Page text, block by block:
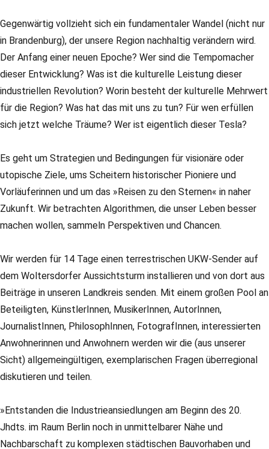
Gegenwärtig vollzieht sich ein fundamentaler Wandel (nicht nur
in Brandenburg), der unsere Region nachhaltig verändern wird.
Der Anfang einer neuen Epoche? Wer sind die Tempomacher
dieser Entwicklung? Was ist die kulturelle Leistung dieser
industriellen Revolution? Worin besteht der kulturelle Mehrwert
für die Region? Was hat das mit uns zu tun? Für wen erfüllen
sich jetzt welche Träume? Wer ist eigentlich dieser Tesla?
Es geht um Strategien und Bedingungen für visionäre oder
utopische Ziele, ums Scheitern historischer Pioniere und
Vorläuferinnen und um das »Reisen zu den Sternen« in naher
Zukunft. Wir betrachten Algorithmen, die unser Leben besser
machen wollen, sammeln Perspektiven und Chancen.
Wir werden für 14 Tage einen terrestrischen UKW-Sender auf
dem Woltersdorfer Aussichtsturm installieren und von dort aus
Beiträge in unseren Landkreis senden. Mit einem großen Pool an
Beteiligten, KünstlerInnen, MusikerInnen, AutorInnen,
JournalistInnen, PhilosophInnen, FotografInnen, interessierten
Anwohnerinnen und Anwohnern werden wir die (aus unserer
Sicht) allgemeingültigen, exemplarischen Fragen überregional
diskutieren und teilen.
»Entstanden die Industrieansiedlungen am Beginn des 20.
Jhdts. im Raum Berlin noch in unmittelbarer Nähe und
Nachbarschaft zu komplexen städtischen Bauvorhaben und